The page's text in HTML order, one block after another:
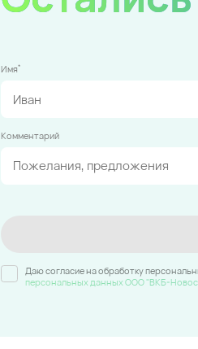
Имя*
Комментарий
Даю согласие на обработку
персональных данных ООО "ВКБ-